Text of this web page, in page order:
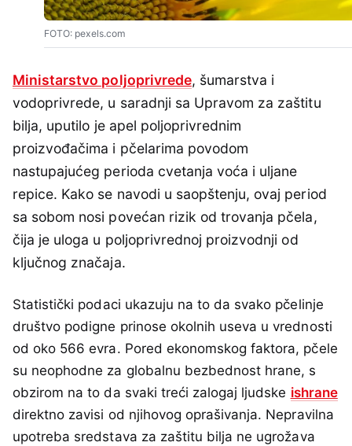
FOTO: pexels.com
Ministarstvo poljoprivrede, šumarstva i
vodoprivrede, u saradnji sa Upravom za zaštitu
bilja, uputilo je apel poljoprivrednim
proizvođačima i pčelarima povodom
nastupajućeg perioda cvetanja voća i uljane
repice. Kako se navodi u saopštenju, ovaj period
sa sobom nosi povećan rizik od trovanja pčela,
čija je uloga u poljoprivrednoj proizvodnji od
ključnog značaja.
Statistički podaci ukazuju na to da svako pčelinje
društvo podigne prinose okolnih useva u vrednosti
od oko 566 evra. Pored ekonomskog faktora, pčele
su neophodne za globalnu bezbednost hrane, s
obzirom na to da svaki treći zalogaj ljudske ishrane
direktno zavisi od njihovog oprašivanja. Nepravilna
upotreba sredstava za zaštitu bilja ne ugrožava